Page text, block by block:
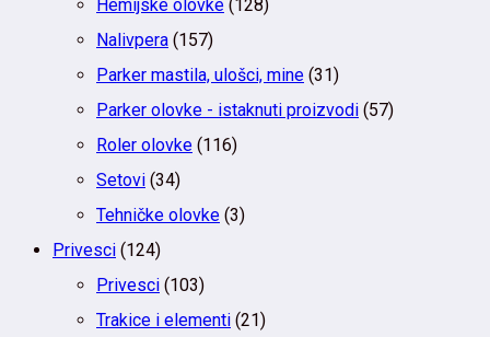
Hemijske olovke (128)
Nalivpera (157)
Parker mastila, ulošci, mine (31)
Parker olovke - istaknuti proizvodi (57)
Roler olovke (116)
Setovi (34)
Tehničke olovke (3)
Privesci (124)
Privesci (103)
Trakice i elementi (21)